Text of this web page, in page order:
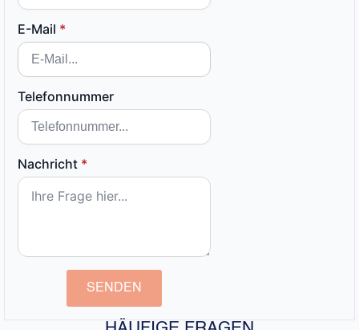
E-Mail *
Telefonnummer
Nachricht *
SENDEN